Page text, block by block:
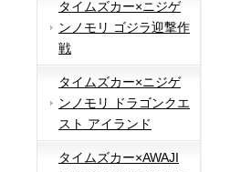
タイムズカー×ニジゲ
ンノモリ ゴジラ迎撃作
戦
タイムズカー×ニジゲ
ンノモリ ドラゴンクエ
スト アイランド
タイムズカー×AWAJI